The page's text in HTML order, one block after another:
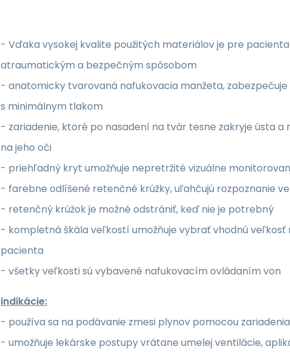
- Vďaka vysokej kvalite použitých materiálov je pre
atraumatickým a bezpečným spôsobom
- anatomicky tvarovaná nafukovacia manžeta,
s minimálnym tlakom
- zariadenie, ktoré po nasadení na tvár tesne zakryje ústa a
na jeho oči
- priehľadný kryt umožňuje nepretržité vizuálne
- farebne odlíšené retenčné krúžky, uľahčujú rozpoznanie
- retenčný krúžok je možné odstrániť, keď nie je potrebný
- kompletná škála veľkostí umožňuje vybrať vhodnú veľkosť
pacienta
- všetky veľkosti sú vybavené nafukovacím ovládaním von
indikácie:
- používa sa na podávanie zmesi plynov pomocou
- umožňuje lekárske postupy vrátane umelej ventilácie,